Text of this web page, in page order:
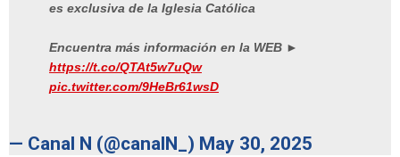
es exclusiva de la Iglesia Católica
Encuentra más información en la WEB ►
https://t.co/QTAt5w7uQw
pic.twitter.com/9HeBr61wsD
— Canal N (@canalN_) May 30, 2025